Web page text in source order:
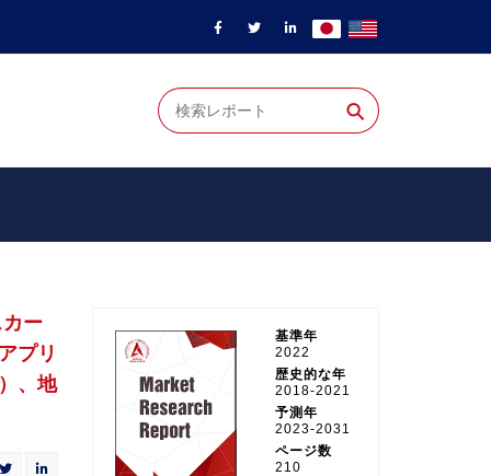
⚲
ー
プリ
、地
基準年
2022
歴史的な年
2018-2021
予測年
2023-2031
ページ数
210